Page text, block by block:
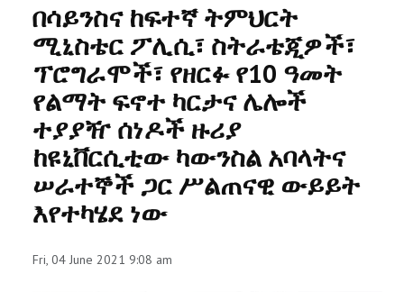
PARTNERSHIP
በሳይንስና ከፍተኛ ትምህርት
ሚኒስቴር ፖሊሲ፣ ስትራቴጂዎች፣
ፕሮግራሞች፣ የዘርፉ የ10 ዓመት
የልማት ፍኖተ ካርታና ሌሎች
ተያያዥ ሰነዶች ዙሪያ
ከዩኒቨርሲቲው ካውንስል አባላትና
ሠራተኞች ጋር ሥልጠናዊ ውይይት
እየተካሄደ ነው
Fri, 04 June 2021 9:08 am